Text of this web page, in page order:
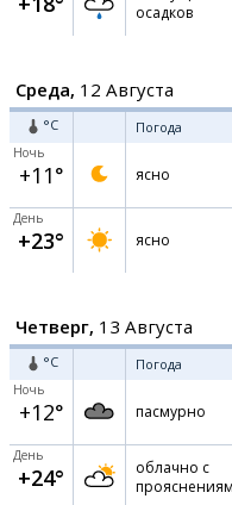
осадков
Среда, 12 Августа
°C Погода
Ночь
+11° ясно
День
+23° ясно
Четверг, 13 Августа
°C Погода
Ночь
+12° пасмурно
День
+24°
облачно с